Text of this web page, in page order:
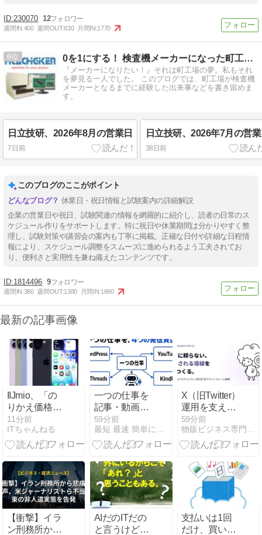
230070 12
週間IN:400 週間OUT:830 月間IN:1770
6 0を1にする！ 検査機メーカーになった町工場のブログ
『メーカーになりたい！』それは町工場の夢。私もそれ
を夢見る一人でした。 このブログでは、町工場が検査機
メーカーとなるまでに経験した出来事などを書き留めま
す。
日立技研、2026年8月の営業日
7日前
日立技研、2026年7月の営
38日前
このブログのここがポイント
休業日・祝日情報と試験案内の詳細解説
企業の営業日や祝日、試験関連の情報を網羅的に紹介し、読者の日常のス
ケジュール作りをサポートします。特に祝日や休業期間は分かりやすく整
理し、試験対策や講習会の案内も丁寧に掲載。正確な日付や詳細な日程情
報により、スケジュール調整をスムーズに進められるよう工夫されてお
り、便利さと実用性を兼ね備えたコンテンツです。
1814496 9
週間IN:380 週間OUT:1380 月間IN:1690
最新の記事画像
IIJmio、「の
りかえ価格」
に対象機種を
追加 – iPhone
17やGoogle
11分前
ITちゃんねる
一つの仕事を
記事・動画・
Kindleへ変え
るAI発信資産
化の方法
59分前
最短 最速 簡単に中国輸入で月商500万を稼ぐ方法
X（旧Twitter）
運用を支える
AI執事「セバ
スチャンス」
が８月８日に
チ！ECの“指
名される導
線”をつくる
【メルマガ会
員限定特典あ
り】
59分前
物販ビジネス専門メディア 「コマースピック」
【衝撃】イラ
ン刑務所から
AIだのITだの
と言うけど、
支払いは1回
だけ、買い切